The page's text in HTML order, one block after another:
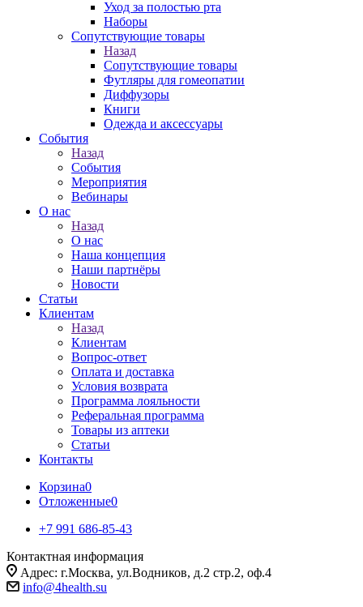
Уход за полостью рта
Наборы
Сопутствующие товары
Назад
Сопутствующие товары
Футляры для гомеопатии
Диффузоры
Книги
Одежда и аксессуары
События
Назад
События
Мероприятия
Вебинары
О нас
Назад
О нас
Наша концепция
Наши партнёры
Новости
Статьи
Клиентам
Назад
Клиентам
Вопрос-ответ
Оплата и доставка
Условия возврата
Программа лояльности
Реферальная программа
Товары из аптеки
Статьи
Контакты
Корзина0
Отложенные0
+7 991 686-85-43
Контактная информация
Адрес: г.Москва, ул.Водников, д.2 стр.2, оф.4
info@4health.su